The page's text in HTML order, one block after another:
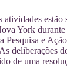
York
e
deliberações
de uma